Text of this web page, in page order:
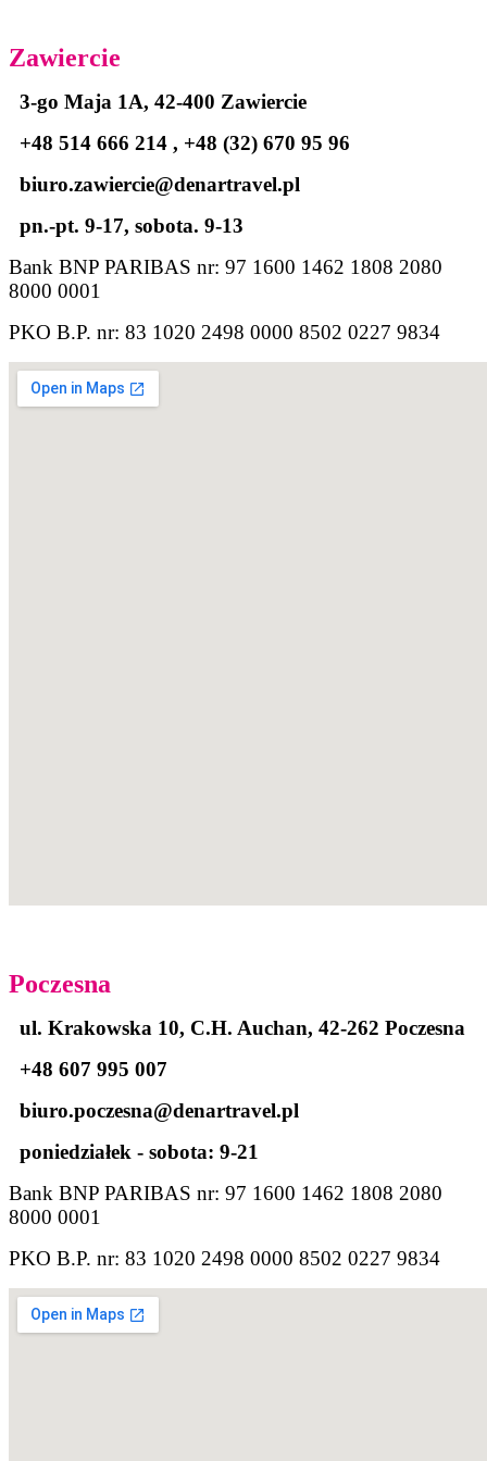
Zawiercie
3-go Maja 1A, 42-400 Zawiercie
+48 514 666 214 , +48 (32) 670 95 96
biuro.zawiercie@denartravel.pl
pn.-pt. 9-17, sobota. 9-13
Bank BNP PARIBAS nr: 97 1600 1462 1808 2080
8000 0001
PKO B.P. nr: 83 1020 2498 0000 8502 0227 9834
Poczesna
ul. Krakowska 10, C.H. Auchan, 42-262 Poczesna
+48 607 995 007
biuro.poczesna@denartravel.pl
poniedziałek - sobota: 9-21
Bank BNP PARIBAS nr: 97 1600 1462 1808 2080
8000 0001
PKO B.P. nr: 83 1020 2498 0000 8502 0227 9834